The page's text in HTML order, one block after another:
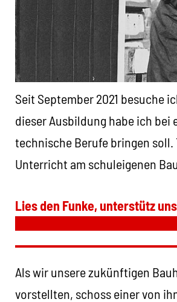
Seit September 2021 besuche
dieser Ausbildung habe ich bei
technische Berufe bringen
Unterricht am schuleigenen
Lies den Funke, unterstütz
Als wir unsere zukünftigen
vorstellten, schoss einer von